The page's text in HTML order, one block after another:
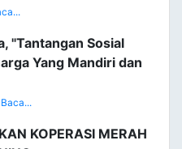
"Tantangan Sosial
Yang Mandiri dan
Baca...
KOPERASI MERAH